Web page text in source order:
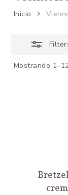
Inicio
Mostrando